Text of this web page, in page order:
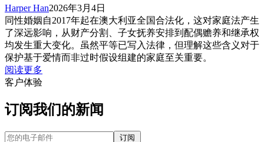
Harper Han2026年3月4日
同性婚姻自2017年起在澳大利亚全国合法化，这对家庭法产生
了深远影响，从财产分割、子女抚养安排到配偶赡养和继承权
均发生重大变化。虽然平等已写入法律，但理解这些含义对于
保护基于爱情而非过时假设组建的家庭至关重要。
阅读更多
客户体验
订阅我们的新闻
您的电子邮件